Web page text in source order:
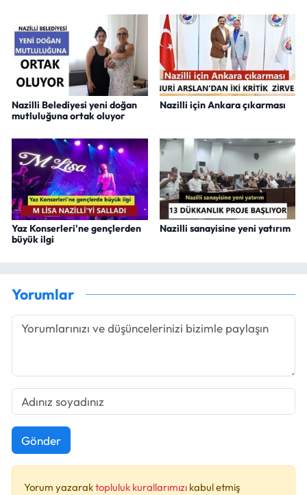
Nazilli Belediyesi yeni doğan
mutluluğuna ortak oluyor
Nazilli için Ankara çıkarması
Yaz Konserleri'ne gençlerden
büyük ilgi
Nazilli sanayisine yeni yatırım
Yorumlar
Gönder
Yorum yazaraktopluluk kurallarımızı kabul etmiş